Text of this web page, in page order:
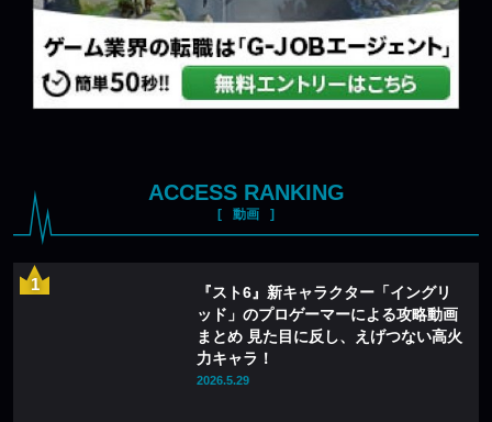
ACCESS RANKING
動画
『スト6』新キャラクター「イングリ
ッド」のプロゲーマーによる攻略動画
まとめ 見た目に反し、えげつない高火
力キャラ！
2026.5.29